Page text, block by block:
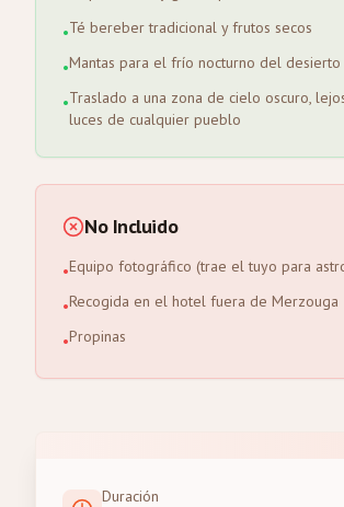
•Té bereber tradicional y frutos secos
•Mantas para el frío nocturno del desierto
•Traslado a una zona de cielo oscuro,
luces de cualquier pueblo
No Incluido
•Equipo fotográfico (trae el tuyo para
•Recogida en el hotel fuera de Merzouga
•Propinas
Duración